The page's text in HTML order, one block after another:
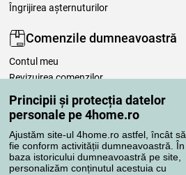
Principii și protecția datelor
personale pe 4home.ro
Ajustăm site-ul 4home.ro astfel, încât să
fie conform activității dumneavoastră. În
baza istoricului dumneavoastră pe site,
personalizăm conținutul acestuia cu
Îngrijirea așternuturilor
Comenzile dumneavoastră
Contul meu
Revizuirea comenzilor
Reclamaţii
Retragere de la contract
Regulile de procesare a recenziilor
Metode de transport